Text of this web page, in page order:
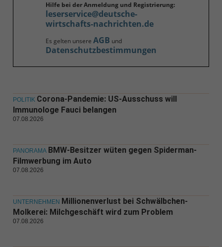
Hilfe bei der Anmeldung und Registrierung:
leserservice@deutsche-
wirtschafts-nachrichten.de
Es gelten unsere AGB und
Datenschutzbestimmungen
POLITIK Corona-Pandemie: US-Ausschuss will
Immunologe Fauci belangen
07.08.2026
PANORAMA BMW-Besitzer wüten gegen Spiderman-
Filmwerbung im Auto
07.08.2026
UNTERNEHMEN Millionenverlust bei Schwälbchen-
Molkerei: Milchgeschäft wird zum Problem
07.08.2026